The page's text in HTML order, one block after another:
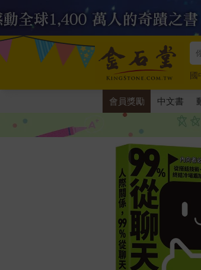
國
唯
會員獎勵 中文書